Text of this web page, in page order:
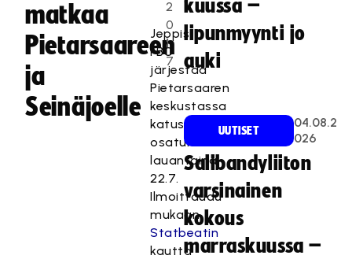
matkaa
Pietarsaareen
ja
Seinäjoelle
2
0
1
7
Jeppis
FBC
järjestää
Pietarsaaren
keskustassa
katusählyn
osaturnauksen
lauantaina
22.7.
Ilmoittaudu
mukaan
Statbeatin
kautta
kuussa –
lipunmyynti jo
auki
UUTISET
04.08.2
026
Salibandyliiton
varsinainen
kokous
marraskuussa –